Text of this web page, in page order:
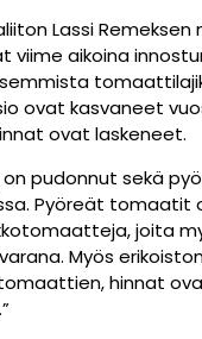
Lassi Remeksen
viime aikoina
ovat kasvaneet
ovat laskeneet.
pudonnut sekä
Pyöreät tomaatit
joita
Myös
hinnat